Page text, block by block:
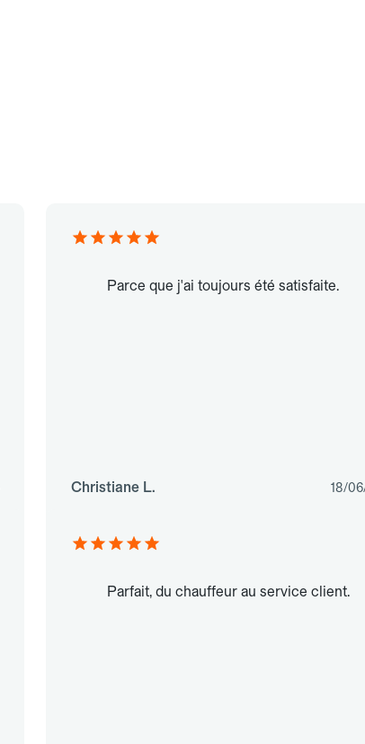
Parce que j'ai toujours été satisfaite.
Christiane L. 18/
Parfait, du chauffeur au service client.